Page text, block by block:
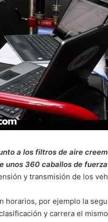
a los filtros de aire
unos 360 caballos de
y transmisión de los
horarios, por ejemplo la
y carrera el